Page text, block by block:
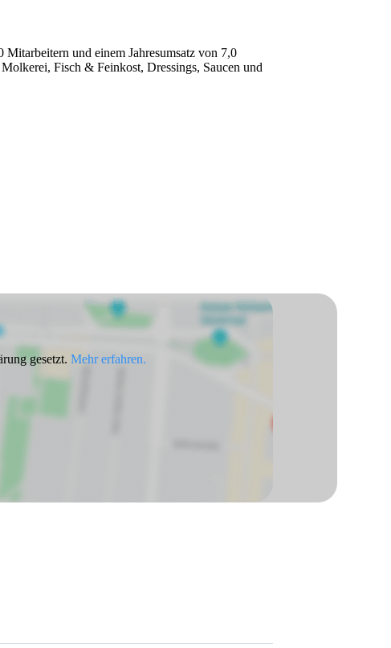
und einem Jahresumsatz von 7,0
Fisch & Feinkost, Dressings, Saucen und
gesetzt. Mehr erfahren.